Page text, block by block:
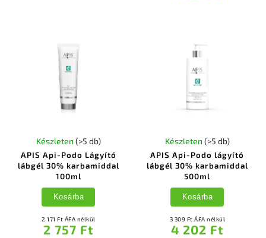
APIS Api-Podo Lágyító
lábgél 30% karbamiddal
100ml
Készleten (>5 db)
2 171 Ft ÁFA nélkül
2 757 Ft
Kosárba
APIS Api-Podo lágyító
lábgél 30% karbamiddal
500ml
Készleten (>5 db)
3 309 Ft ÁFA nélkül
4 202 Ft
Kosárba